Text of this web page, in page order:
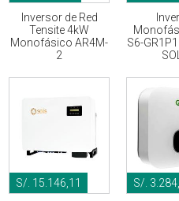
Inversor de Red
Tensite 4kW
Monofásico AR4M-
2
S6-
S/. 15.146,11
S/.